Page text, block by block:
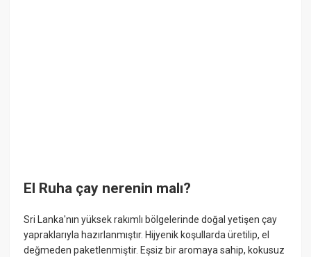
El Ruha çay nerenin malı?
Sri Lanka'nın yüksek rakımlı bölgelerinde doğal yetişen çay
yapraklarıyla hazırlanmıştır. Hijyenik koşullarda üretilip, el
değmeden paketlenmiştir. Eşsiz bir aromaya sahip, kokusuz